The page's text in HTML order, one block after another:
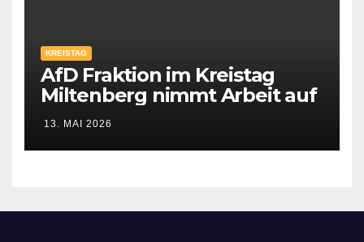
KREISTAG
AfD Fraktion im Kreistag
Miltenberg nimmt Arbeit auf
13. MAI 2026